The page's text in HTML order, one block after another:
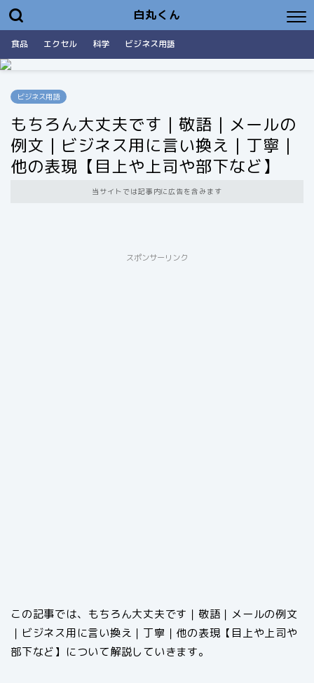
白丸くん
食品 エクセル 科学 ビジネス用語
ビジネス用語
もちろん大丈夫です｜敬語｜メールの
例文｜ビジネス用に言い換え｜丁寧｜
他の表現【目上や上司や部下など】
当サイトでは記事内に広告を含みます
スポンサーリンク
この記事では、もちろん大丈夫です｜敬語｜メールの例文
｜ビジネス用に言い換え｜丁寧｜他の表現【目上や上司や
部下など】について解説していきます。